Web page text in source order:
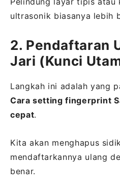
ultrasonik biasanya lebih
2. Pendaftaran
Jari (Kunci
Langkah ini adalah yang
Cara setting fingerprint
cepat.
Kita akan menghapus
mendaftarkannya ulang
benar.